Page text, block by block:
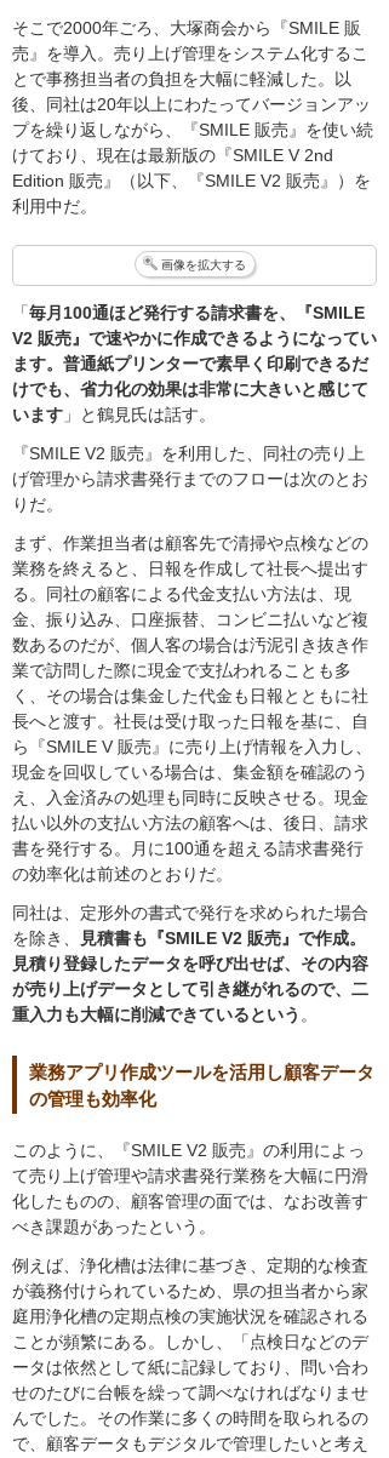
そこで2000年ごろ、大塚商会から『SMILE 販
売』を導入。売り上げ管理をシステム化するこ
とで事務担当者の負担を大幅に軽減した。以
後、同社は20年以上にわたってバージョンアッ
プを繰り返しながら、『SMILE 販売』を使い続
けており、現在は最新版の『SMILE V 2nd
Edition 販売』（以下、『SMILE V2 販売』）を
利用中だ。
画像を拡大する
「毎月100通ほど発行する請求書を、『SMILE
V2 販売』で速やかに作成できるようになってい
ます。普通紙プリンターで素早く印刷できるだ
けでも、省力化の効果は非常に大きいと感じて
います 」と鶴見氏は話す。
『SMILE V2 販売』を利用した、同社の売り上
げ管理から請求書発行までのフローは次のとお
りだ。
まず、作業担当者は顧客先で清掃や点検などの
業務を終えると、日報を作成して社長へ提出す
る。同社の顧客による代金支払い方法は、現
金、振り込み、口座振替、コンビニ払いなど複
数あるのだが、個人客の場合は汚泥引き抜き作
業で訪問した際に現金で支払われることも多
く、その場合は集金した代金も日報とともに社
長へと渡す。社長は受け取った日報を基に、自
ら『SMILE V 販売』に売り上げ情報を入力し、
現金を回収している場合は、集金額を確認のう
え、入金済みの処理も同時に反映させる。現金
払い以外の支払い方法の顧客へは、後日、請求
書を発行する。月に100通を超える請求書発行
の効率化は前述のとおりだ。
同社は、定形外の書式で発行を求められた場合
を除き、
見積書も『SMILE V2 販売』で作成。
見積り登録したデータを呼び出せば、その内容
が売り上げデータとして引き継がれるので、二
重入力も大幅に削減できているという 。
業務アプリ作成ツールを活用し顧客データ
の管理も効率化
このように、『SMILE V2 販売』の利用によっ
て売り上げ管理や請求書発行業務を大幅に円滑
化したものの、顧客管理の面では、なお改善す
べき課題があったという。
例えば、浄化槽は法律に基づき、定期的な検査
が義務付けられているため、県の担当者から家
庭用浄化槽の定期点検の実施状況を確認される
ことが頻繁にある。しかし、「点検日などのデ
ータは依然として紙に記録しており、問い合わ
せのたびに台帳を繰って調べなければなりませ
んでした。その作業に多くの時間を取られるの
で、顧客データもデジタルで管理したいと考え